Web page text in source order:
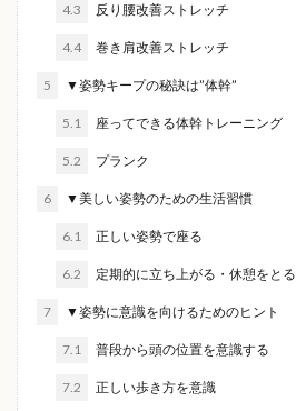
4.3 反り腰改善ストレッチ
4.4 巻き肩改善ストレッチ
5 ▼姿勢キープの秘訣は”体幹”
5.1 座ってできる体幹トレーニング
5.2 プランク
6 ▼美しい姿勢のための生活習慣
6.1 正しい姿勢で座る
6.2 定期的に立ち上がる・休憩をとる
7 ▼姿勢に意識を向けるためのヒント
7.1 普段から頭の位置を意識する
7.2 正しい歩き方を意識